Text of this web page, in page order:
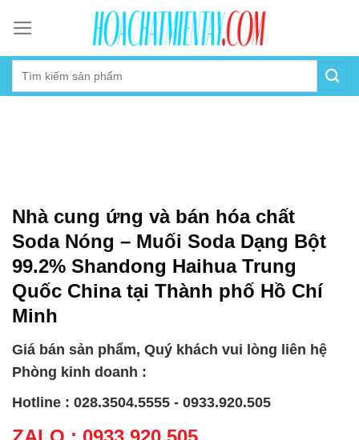
content
Nhà cung ứng và bán hóa chất
Soda Nóng – Muối Soda Dạng Bột
99.2% Shandong Haihua Trung
Quốc China tại Thành phố Hồ Chí
Minh
Giá bán sản phẩm, Quý khách vui lòng liên hệ
Phòng kinh doanh :
Hotline : 028.3504.5555 - 0933.920.505